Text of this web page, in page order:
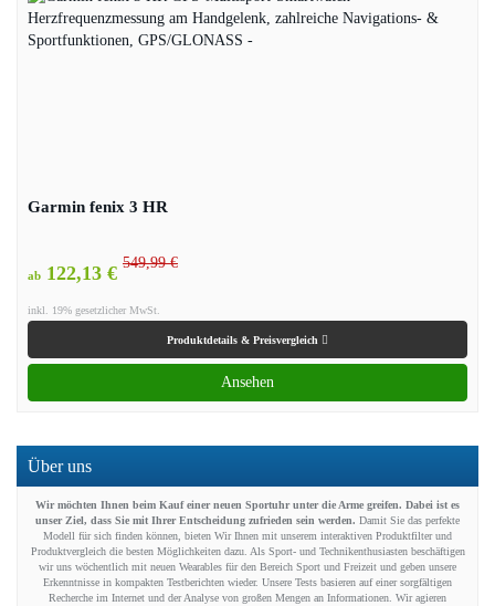
Garmin fenix 3 HR
ab 122,13 € 549,99 €
inkl. 19% gesetzlicher MwSt.
Produktdetails & Preisvergleich
Ansehen
Über uns
Wir möchten Ihnen beim Kauf einer neuen Sportuhr unter die Arme greifen. Dabei ist es
unser Ziel, dass Sie mit Ihrer Entscheidung zufrieden sein werden. Damit Sie das perfekte
Modell für sich finden können, bieten Wir Ihnen mit unserem interaktiven Produktfilter und
Produktvergleich die besten Möglichkeiten dazu. Als Sport- und Technikenthusiasten beschäftigen
wir uns wöchentlich mit neuen Wearables für den Bereich Sport und Freizeit und geben unsere
Erkenntnisse in kompakten Testberichten wieder. Unsere Tests basieren auf einer sorgfältigen
Recherche im Internet und der Analyse von großen Mengen an Informationen. Wir agieren